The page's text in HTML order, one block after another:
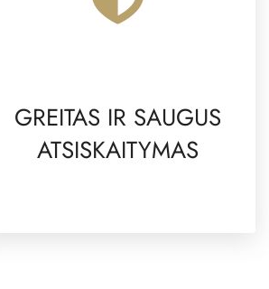
GREITAS IR SAUGUS
ATSISKAITYMAS